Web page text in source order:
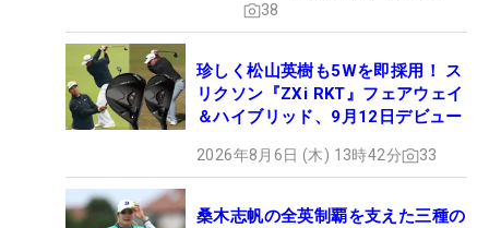
38
珍しく松山英樹も5Wを即採用！ ス
リクソン『ZXi RKT』フェアウェイ
＆ハイブリッド、9月12日デビュー
2026年8月6日 (木) 13時42分 33
桑木志帆の全英制覇を支えた三種の